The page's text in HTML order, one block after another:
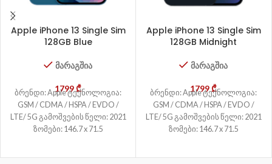
Apple iPhone 13 Single Sim
128GB Blue
მარაგშია
1799₾
ბრენდი: Apple ტექნოლოგია:
GSM / CDMA / HSPA / EVDO /
LTE/ 5G გამოშვების წელი: 2021
ზომები: 146.7 x 71.5
Apple iPhone 13 Single Sim
128GB Midnight
მარაგშია
1799₾
ბრენდი: Apple ტექნოლოგია:
GSM / CDMA / HSPA / EVDO /
LTE/ 5G გამოშვების წელი: 2021
ზომები: 146.7 x 71.5